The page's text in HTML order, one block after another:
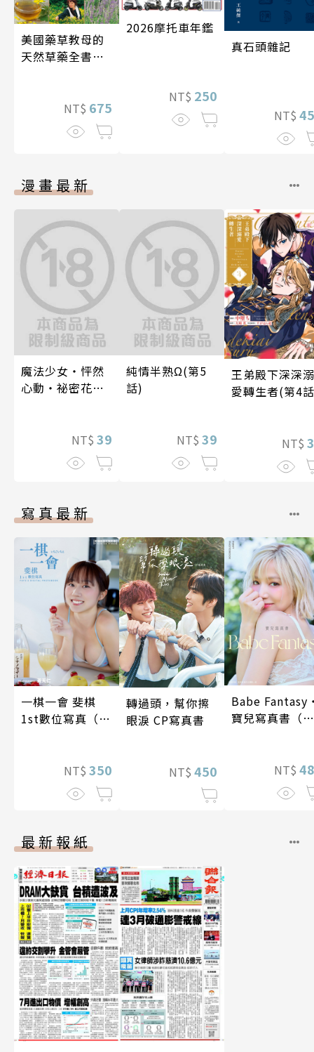
美國藥草教母的
天然草藥全書
NT$ 675
2026摩托車年鑑
NT$ 250
真石頭雜記
NT$
漫畫最新
魔法少女・怦然
心動・祕密花招
NT$ 39
純情半熟Ω(第5
話)
NT$ 39
王弟殿下深深溺
愛轉生者(第4
NT$
寫真最新
一棋一會 斐棋
1st數位寫真（含
NT$ 350
轉過頭，幫你擦
眼淚 CP寫真書
NT$ 450
Babe
寶兒寫真書（加
NT$
最新報紙